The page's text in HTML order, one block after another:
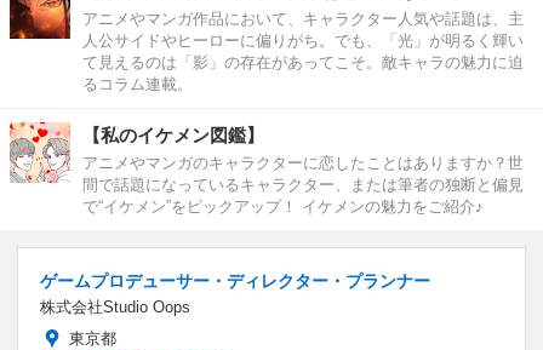
アニメやマンガ作品において、キャラクター人気や話題は、主
人公サイドやヒーローに偏りがち。でも、「光」が明るく輝い
て見えるのは「影」の存在があってこそ。敵キャラの魅力に迫
るコラム連載。
【私のイケメン図鑑】
アニメやマンガのキャラクターに恋したことはありますか？世
間で話題になっているキャラクター、または筆者の独断と偏見
で“イケメン”をピックアップ！ イケメンの魅力をご紹介♪
ゲームプロデューサー・ディレクター・プランナー
株式会社Studio Oops
東京都